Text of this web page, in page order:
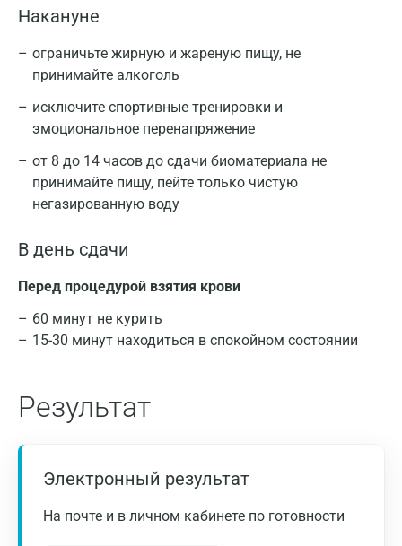
Накануне
ограничьте жирную и жареную пищу, не
принимайте алкоголь
исключите спортивные тренировки и
эмоциональное перенапряжение
от 8 до 14 часов до сдачи биоматериала не
принимайте пищу, пейте только чистую
негазированную воду
В день сдачи
Перед процедурой взятия крови
60 минут не курить
15-30 минут находиться в спокойном состоянии
Результат
Электронный результат
На почте и в личном кабинете по готовности
Волгоград
Волжский
Воронеж
Всеволожск
Гатчина
Дзержинский
Долгопрудный
Екатеринбург
Жуковский